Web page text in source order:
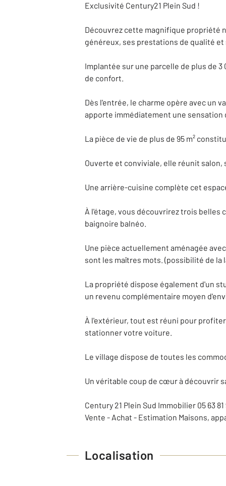
Exclusivité Century21 Plein Sud !
Découvrez cette magnifique propriété
généreux, ses prestations de qualité
Implantée sur une parcelle de plus de
de confort.
Dès l'entrée, le charme opère avec un
apporte immédiatement une sensation
La pièce de vie de plus de 95 m²
Ouverte et conviviale, elle réunit
Une arrière-cuisine complète cet
À l'étage, vous découvrirez trois belles
baignoire balnéo.
Une pièce actuellement aménagée
sont les maîtres mots. (possibilité de
La propriété dispose également d'un
un revenu complémentaire moyen
À l'extérieur, tout est réuni pour
stationner votre voiture.
Le village dispose de toutes les
Un véritable coup de cœur à découvrir
Century 21 Plein Sud Immobilier 05 63
Vente - Achat - Estimation Maisons,
Localisation